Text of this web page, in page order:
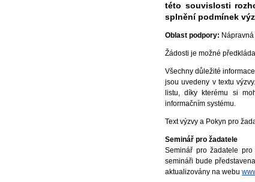
této souvislosti
splnění podmínek
Oblast podpory:
Žádosti je možné
Všechny důležité
jsou uvedeny v textu
listu, díky kterému si
informačním systému.
Text výzvy a Pokyn pro
Seminář pro žadatele
Seminář pro žadatele
semináři bude
aktualizovány na webu